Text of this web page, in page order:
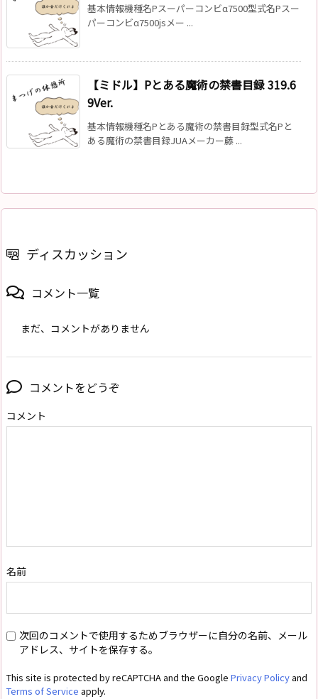
基本情報機種名Pスーパーコンビα7500型式名Pスー
パーコンビα7500jsメー ...
【ミドル】Pとある魔術の禁書目録 319.6
9Ver.
基本情報機種名Pとある魔術の禁書目録型式名Pと
ある魔術の禁書目録JUAメーカー藤 ...
ディスカッション
コメント一覧
まだ、コメントがありません
コメントをどうぞ
コメント
名前
次回のコメントで使用するためブラウザーに自分の名前、メール
アドレス、サイトを保存する。
This site is protected by reCAPTCHA and the Google Privacy Policy and
Terms of Service apply.